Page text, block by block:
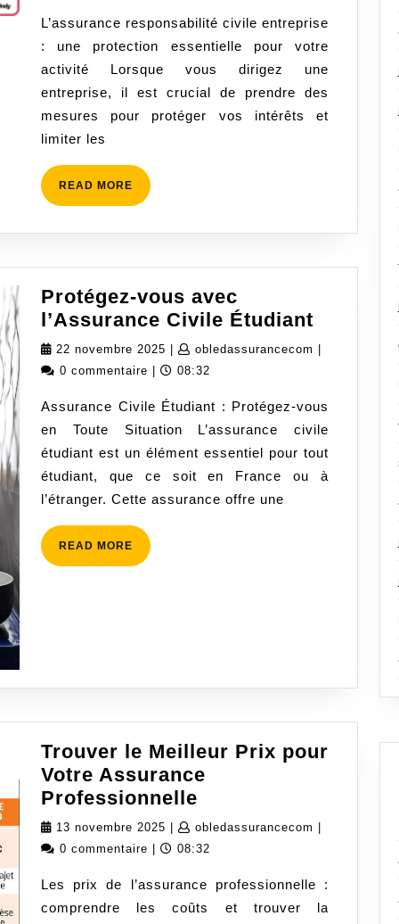
responsabilité
civile
entreprise
pour
votre
L’assurance responsabilité civile entreprise
: une protection essentielle pour votre
activité Lorsque vous dirigez une
entreprise, il est crucial de prendre des
mesures pour protéger vos intérêts et
limiter les
READ MORE READ
MORE
Protégez-vous avec
l’Assurance Civile Étudiant
vous
Civile
Étudiant
22 novembre 2025 22
novembre
obledassurancecom
0 commentaire
08:32
Assurance Civile Étudiant : Protégez-vous
en Toute Situation L’assurance civile
étudiant est un élément essentiel pour tout
étudiant, que ce soit en France ou à
l’étranger. Cette assurance offre une
READ MORE READ
MORE
Trouver le Meilleur Prix pour
Votre Assurance
Professionnelle
le
Meilleur
pour
Votre
13 novembre 2025 13
novembre
| obledassurancecom |
0 commentaire | 08:32
Les prix de l’assurance professionnelle :
comprendre les coûts et trouver la